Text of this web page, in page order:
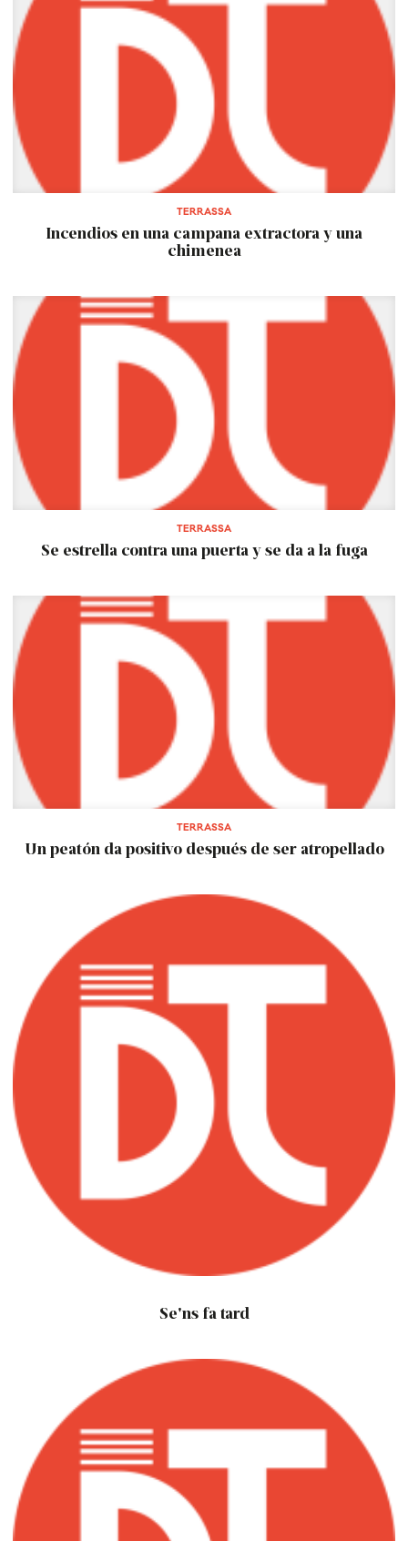
TERRASSA
Incendios en una campana extractora y una
chimenea
TERRASSA
Se estrella contra una puerta y se da a la fuga
TERRASSA
Un peatón da positivo después de ser atropellado
Se'ns fa tard